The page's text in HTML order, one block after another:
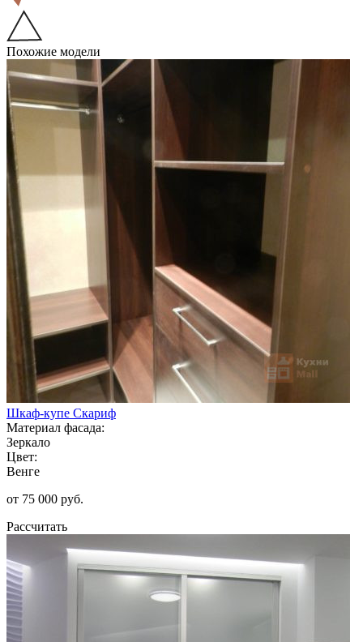
Похожие модели
Шкаф-купе Скариф
Материал фасада:
Зеркало
Цвет:
Венге
от 75 000 руб.
Рассчитать